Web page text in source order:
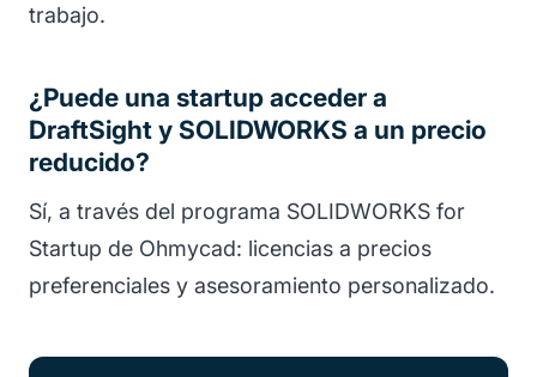
trabajo.
¿Puede una startup acceder a
DraftSight y SOLIDWORKS a un precio
reducido?
Sí, a través del programa SOLIDWORKS for
Startup de Ohmycad: licencias a precios
preferenciales y asesoramiento personalizado.